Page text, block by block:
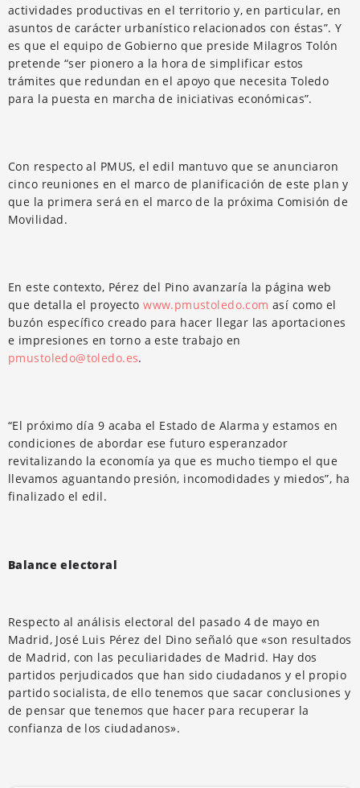
actividades productivas en el territorio y, en particular, en
asuntos de carácter urbanístico relacionados con éstas”. Y
es que el equipo de Gobierno que preside Milagros Tolón
pretende “ser pionero a la hora de simplificar estos
trámites que redundan en el apoyo que necesita Toledo
para la puesta en marcha de iniciativas económicas”.
Con respecto al PMUS, el edil mantuvo que se anunciaron
cinco reuniones en el marco de planificación de este plan y
que la primera será en el marco de la próxima Comisión de
Movilidad.
En este contexto, Pérez del Pino avanzaría la página web
que detalla el proyectowww.pmustoledo.com así como el
buzón específico creado para hacer llegar las aportaciones
e impresiones en torno a este trabajo en
pmustoledo@toledo.es.
“El próximo día 9 acaba el Estado de Alarma y estamos en
condiciones de abordar ese futuro esperanzador
revitalizando la economía ya que es mucho tiempo el que
llevamos aguantando presión, incomodidades y miedos”, ha
finalizado el edil.
Balance electoral
Respecto al análisis electoral del pasado 4 de mayo en
Madrid, José Luis Pérez del Dino señaló que «son resultados
de Madrid, con las peculiaridades de Madrid. Hay dos
partidos perjudicados que han sido ciudadanos y el propio
partido socialista, de ello tenemos que sacar conclusiones y
de pensar que tenemos que hacer para recuperar la
confianza de los ciudadanos».